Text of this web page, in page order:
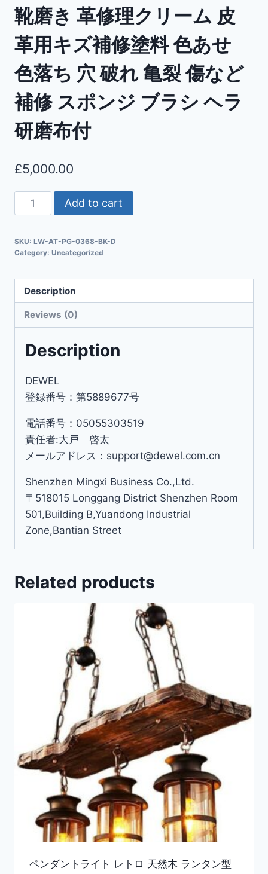
靴磨き 革修理クリーム 皮
革用キズ補修塗料 色あせ
色落ち 穴 破れ 亀裂 傷など
補修 スポンジ ブラシ ヘラ
研磨布付
£5,000.00
Add to cart
SKU: LW-AT-PG-0368-BK-D
Category: Uncategorized
Description
Reviews (0)
Description
DEWEL
登録番号：第5889677号
電話番号：05055303519
責任者:大戸 啓太
メールアドレス：support@dewel.com.cn
Shenzhen Mingxi Business Co.,Ltd.
〒518015 Longgang District Shenzhen Room
501,Building B,Yuandong Industrial
Zone,Bantian Street
Related products
ペンダントライト レトロ 天然木 ランタン型